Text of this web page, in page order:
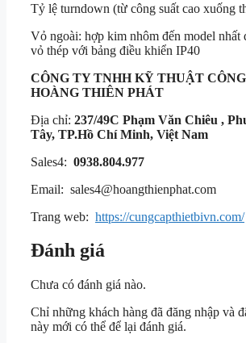
Tỷ lệ turndown (từ công suất cao xuống
Vỏ ngoài: hợp kim nhôm đến model nhất
vỏ thép với bảng điều khiển IP40
CÔNG TY TNHH KỸ THUẬT
HOÀNG THIÊN PHÁT
Địa chỉ: 237/49C Phạm Văn Chiêu ,
Tây, TP.Hồ Chí Minh, Việt Nam
Sales4: 0938.804.977
Email: sales4@hoangthienphat.com
Trang web: https://cungcapthietbivn.com/
Đánh giá
Chưa có đánh giá nào.
Chỉ những khách hàng đã đăng nhập và
này mới có thể để lại đánh giá.